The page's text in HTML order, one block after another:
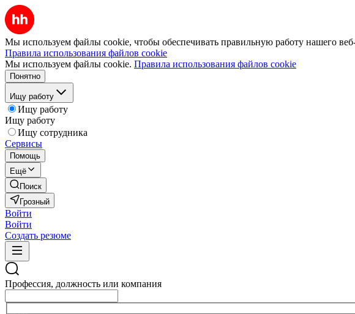
Мы используем файлы cookie, чтобы обеспечивать правильную работу нашего
Правила использования файлов cookie
Мы используем файлы cookie. Правила использования файлов cookie
Понятно
Ищу работу
Ищу работу
Ищу работу
Ищу сотрудника
Сервисы
Помощь
Ещё
Поиск
Грозный
Войти
Войти
Создать резюме
Профессия, должность или компания